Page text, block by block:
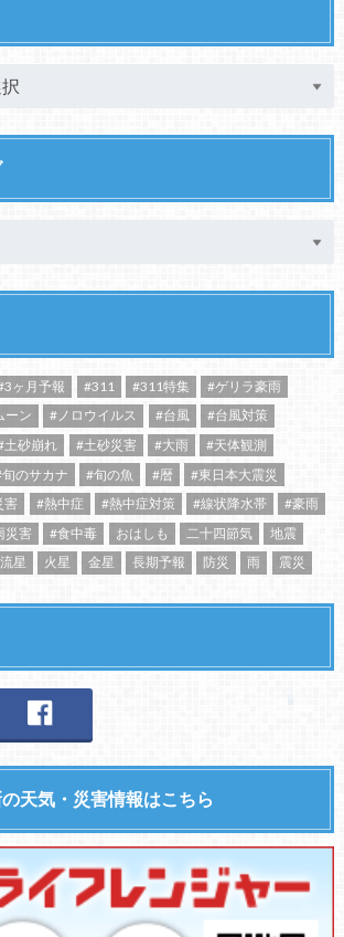
ヶ月予報 #311 #311特集
#ゲリラ豪雨
ーン #ノロウイルス #台風
#台風対策
土砂崩れ #土砂災害 #大雨
#天体観測
のサカナ #旬の魚 #暦
#東日本大震災
害 #熱中症 #熱中症対策 #線状降水帯
#豪雨
災害 #食中毒 おはしも 二十四節気
地震
流星 火星 金星 長期予報 防災 雨 震災
天気・災害情報はこちら